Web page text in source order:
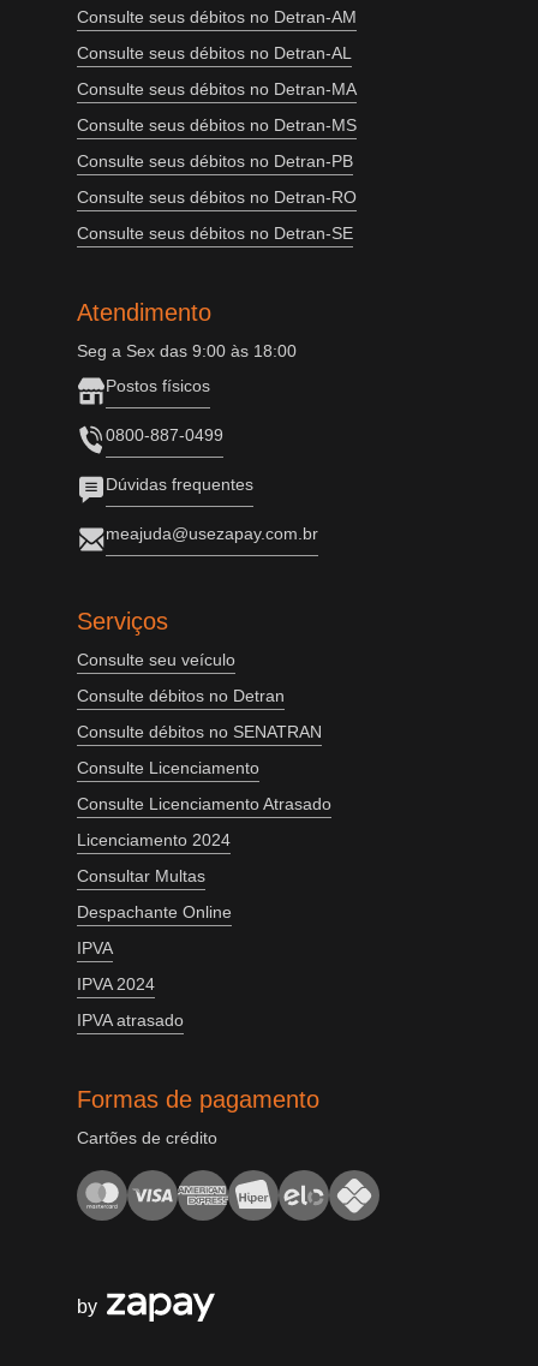
Consulte seus débitos no Detran-AM
Consulte seus débitos no Detran-AL
Consulte seus débitos no Detran-MA
Consulte seus débitos no Detran-MS
Consulte seus débitos no Detran-PB
Consulte seus débitos no Detran-RO
Consulte seus débitos no Detran-SE
Atendimento
Seg a Sex das 9:00 às 18:00
Postos físicos
0800-887-0499
Dúvidas frequentes
meajuda@usezapay.com.br
Serviços
Consulte seu veículo
Consulte débitos no Detran
Consulte débitos no SENATRAN
Consulte Licenciamento
Consulte Licenciamento Atrasado
Licenciamento 2024
Consultar Multas
Despachante Online
IPVA
IPVA 2024
IPVA atrasado
Formas de pagamento
Cartões de crédito
by